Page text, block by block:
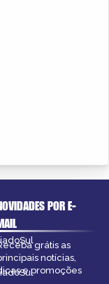
POR E-
grátis as
notícias,
e promoções